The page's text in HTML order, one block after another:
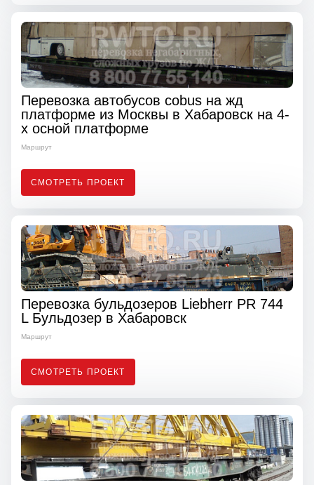
Перевозка автобусов cobus на жд
платформе из Москвы в Хабаровск на 4-
х осной платформе
Маршрут
СМОТРЕТЬ ПРОЕКТ
Перевозка бульдозеров Liebherr PR 744
L Бульдозер в Хабаровск
Маршрут
СМОТРЕТЬ ПРОЕКТ